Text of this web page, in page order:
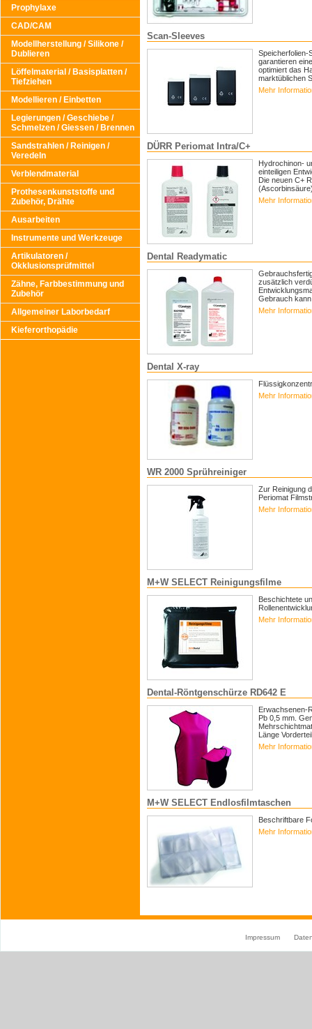
Prophylaxe
CAD/CAM
Modellherstellung / Silikone /
Dublieren
Löffelmaterial / Basisplatten /
Tiefziehen
Modellieren / Einbetten
Legierungen / Geschiebe /
Schmelzen / Giessen / Brennen
Sandstrahlen / Reinigen /
Veredeln
Verblendmaterial
Prothesenkunststoffe und
Zubehör, Drähte
Ausarbeiten
Instrumente und Werkzeuge
Artikulatoren /
Okklusionsprüfmittel
Zähne, Farbbestimmung und
Zubehör
Allgemeiner Laborbedarf
Kieferorthopädie
Scan-Sleeves
Speicherfolien-
garantieren
optimiert das
marktüblichen
Mehr
DÜRR Periomat Intra/C+
Hydrochinon-
einteiligen
Die neuen C+
Mehr
Dental Readymatic
zusätzlich
Gebrauch
Mehr
Dental X-ray
Mehr
WR 2000 Sprühreiniger
Zur Reinigung
Periomat
Mehr
M+W SELECT Reinigungsfilme
Beschichtete
Mehr
Dental-Röntgenschürze RD642 E
Erwachsenen-
Pb 0,5 mm.
Länge
Mehr
M+W SELECT Endlosfilmtaschen
Beschriftbare
Mehr
Impressum